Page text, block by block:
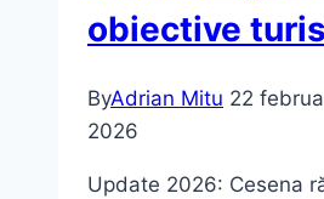
obiective
ByAdrian Mitu 22
2026
Update 2026: Cesena